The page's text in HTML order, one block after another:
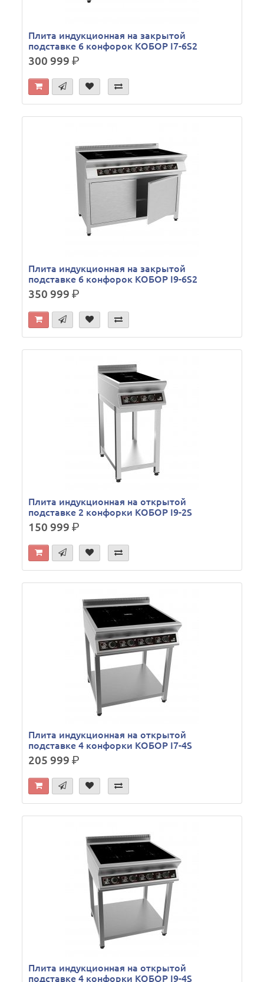
Плита индукционная на закрытой
подставке 6 конфорок КОБОР I7-6S2
300 999р.
Плита индукционная на закрытой
подставке 6 конфорок КОБОР I9-6S2
350 999р.
Плита индукционная на открытой
подставке 2 конфорки КОБОР I9-2S
150 999р.
Плита индукционная на открытой
подставке 4 конфорки КОБОР I7-4S
205 999р.
Плита индукционная на открытой
подставке 4 конфорки КОБОР I9-4S